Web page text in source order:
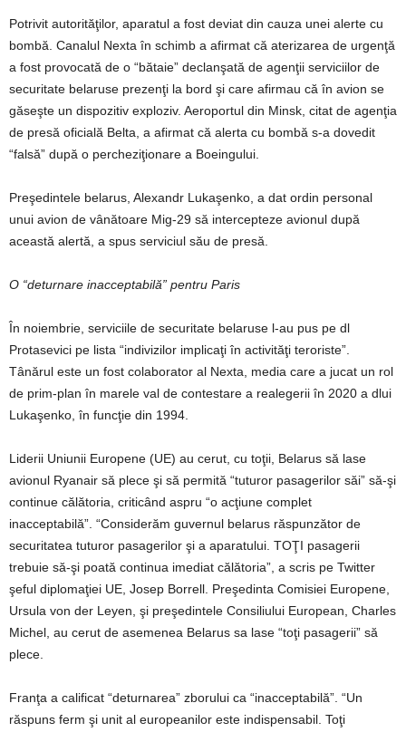
Potrivit autorităţilor, aparatul a fost deviat din cauza unei alerte cu
bombă. Canalul Nexta în schimb a afirmat că aterizarea de urgenţă
a fost provocată de o “bătaie” declanşată de agenţii serviciilor de
securitate belaruse prezenţi la bord şi care afirmau că în avion se
găseşte un dispozitiv exploziv. Aeroportul din Minsk, citat de agenţia
de presă oficială Belta, a afirmat că alerta cu bombă s-a dovedit
“falsă” după o percheziţionare a Boeingului.
Preşedintele belarus, Alexandr Lukaşenko, a dat ordin personal
unui avion de vânătoare Mig-29 să intercepteze avionul după
această alertă, a spus serviciul său de presă.
O “deturnare inacceptabilă” pentru Paris
În noiembrie, serviciile de securitate belaruse l-au pus pe dl
Protasevici pe lista “indivizilor implicaţi în activităţi teroriste”.
Tânărul este un fost colaborator al Nexta, media care a jucat un rol
de prim-plan în marele val de contestare a realegerii în 2020 a dlui
Lukaşenko, în funcţie din 1994.
Liderii Uniunii Europene (UE) au cerut, cu toţii, Belarus să lase
avionul Ryanair să plece şi să permită “tuturor pasagerilor săi” să-şi
continue călătoria, criticând aspru “o acţiune complet
inacceptabilă”. “Considerăm guvernul belarus răspunzător de
securitatea tuturor pasagerilor şi a aparatului. TOŢI pasagerii
trebuie să-şi poată continua imediat călătoria”, a scris pe Twitter
şeful diplomaţiei UE, Josep Borrell. Preşedinta Comisiei Europene,
Ursula von der Leyen, şi preşedintele Consiliului European, Charles
Michel, au cerut de asemenea Belarus sa lase “toţi pasagerii” să
plece.
Franţa a calificat “deturnarea” zborului ca “inacceptabilă”. “Un
răspuns ferm şi unit al europeanilor este indispensabil. Toţi